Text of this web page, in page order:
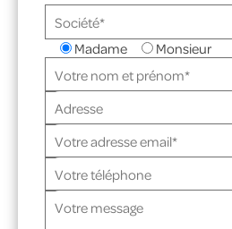
Madame Monsieur